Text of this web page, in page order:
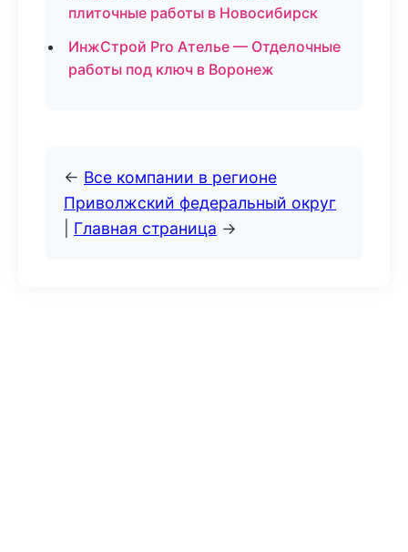
плиточные работы в Новосибирск
ИнжСтрой Pro Ателье — Отделочные
работы под ключ в Воронеж
← Все компании в регионе
Приволжский федеральный округ
Главная страница →